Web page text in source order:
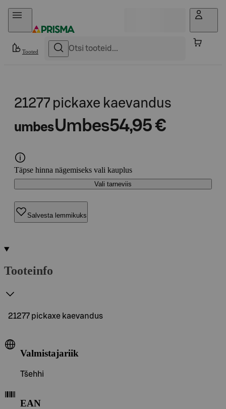
Otse sisu juurde
Tooted
21277 pickaxe kaevandus
umbesUmbes54,95 €
Täpse hinna nägemiseks vali kauplus
Vali tarneviis
Salvesta lemmikuks
Tooteinfo
21277 pickaxe kaevandus
Valmistajariik
Tšehhi
EAN